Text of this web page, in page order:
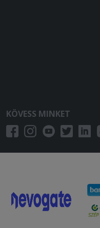
KÖVESS MINKET